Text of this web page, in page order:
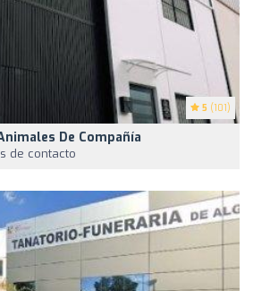
5 (101)
De Compañía
de contacto